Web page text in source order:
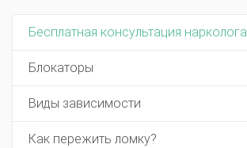
Бесплатная консультация нарколога
Блокаторы
Виды зависимости
Как пережить ломку?